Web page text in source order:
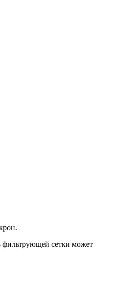
фильтрующей сетки может